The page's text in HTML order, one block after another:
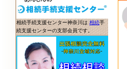
相続手続支援センター神奈川は 相続手
続支援センターの支部会員です。